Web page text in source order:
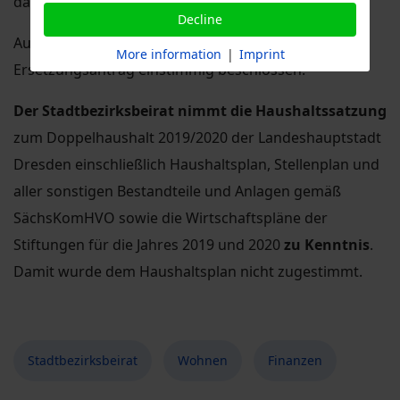
Auf Initiative der CDU wurde folgender
Ersetzungsantrag einstimmig beschlossen:
Der Stadtbezirksbeirat nimmt die Haushaltssatzung
zum Doppelhaushalt 2019/2020 der Landeshauptstadt
Dresden einschließlich Haushaltsplan, Stellenplan und
aller sonstigen Bestandteile und Anlagen gemäß
SächsKomHVO sowie die Wirtschaftspläne der
Stiftungen für die Jahres 2019 und 2020 zu Kenntnis.
Damit wurde dem Haushaltsplan nicht zugestimmt.
Stadtbezirksbeirat Wohnen Finanzen
Decline
More information | Imprint